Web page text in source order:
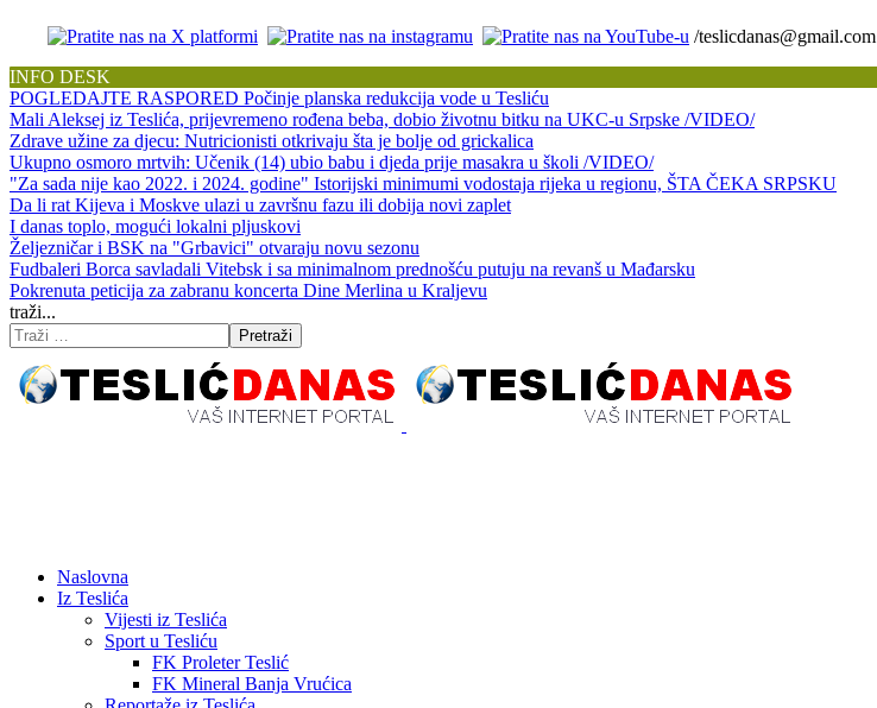
/teslicdanas@gmail.com
INFO DESK
POGLEDAJTE RASPORED Počinje planska redukcija vode u Tesliću
Mali Aleksej iz Teslića, prijevremeno rođena beba, dobio životnu bitku na UKC-u Srpske /VIDEO/
Zdrave užine za djecu: Nutricionisti otkrivaju šta je bolje od grickalica
Ukupno osmoro mrtvih: Učenik (14) ubio babu i djeda prije masakra u školi /VIDEO/
"Za sada nije kao 2022. i 2024. godine" Istorijski minimumi vodostaja rijeka u regionu, ŠTA ČEKA SRPSKU
Da li rat Kijeva i Moskve ulazi u završnu fazu ili dobija novi zaplet
I danas toplo, mogući lokalni pljuskovi
Željezničar i BSK na "Grbavici" otvaraju novu sezonu
Fudbaleri Borca savladali Vitebsk i sa minimalnom prednošću putuju na revanš u Mađarsku
Pokrenuta peticija za zabranu koncerta Dine Merlina u Kraljevu
traži...
Pretraži
Naslovna
Iz Teslića
Vijesti iz Teslića
Sport u Tesliću
FK Proleter Teslić
FK Mineral Banja Vrućica